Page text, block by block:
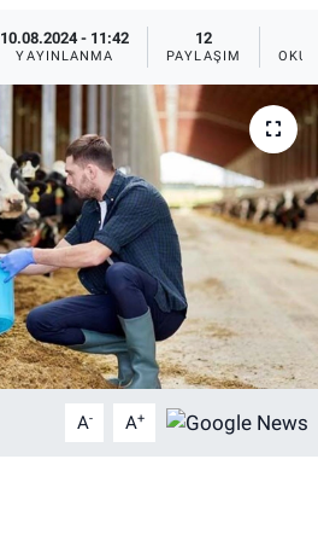
10.08.2024 - 11:42
YAYINLANMA
12
PAYLAŞIM
A- A+